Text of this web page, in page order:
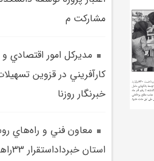
مشارکت م
کارآفريني در قزوين
خبرنگار روزنا
معاون فني و راه‌هاي